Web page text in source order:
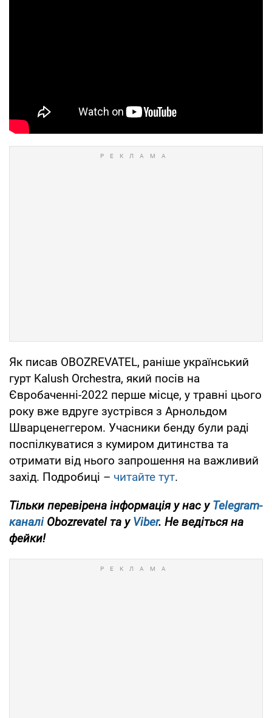
Як писав OBOZREVATEL, раніше український
гурт Kalush Orchestra, який посів на
Євробаченні-2022 перше місце, у травні цього
року вже вдруге зустрівся з Арнольдом
Шварценеггером. Учасники бенду були раді
поспілкуватися з кумиром дитинства та
отримати від нього запрошення на важливий
захід. Подробиці – читайте тут.
Тільки перевірена інформація у нас уTelegram-
каналіObozrevatel та уViber. Не ведіться на
фейки!